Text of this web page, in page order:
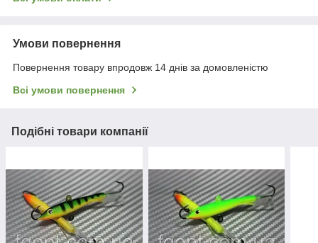
Умови повернення
Повернення товару впродовж 14 днів за домовленістю
Всі умови повернення
Подібні товари компанії